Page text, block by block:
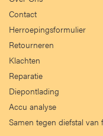
Contact
Herroepingsformulier
Retourneren
Klachten
Reparatie
Diepontlading
Accu analyse
Samen tegen diefstal van